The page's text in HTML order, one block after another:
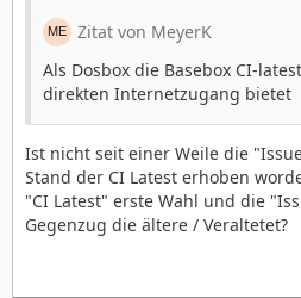
Zitat von MeyerK
Als Dosbox die Basebox CI-
direkten Internetzugang bietet
Ist nicht seit einer Weile die
Stand der CI Latest erhoben
"CI Latest" erste Wahl und die
Gegenzug die ältere / Veraltetet?